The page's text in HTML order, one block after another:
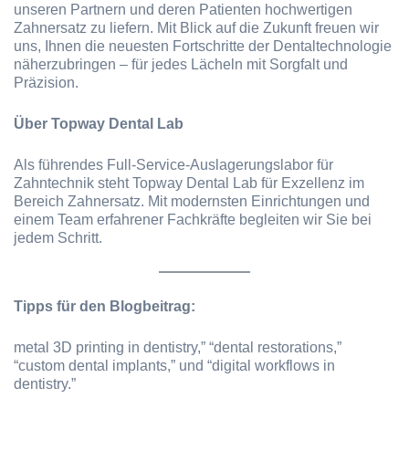
unseren Partnern und deren Patienten hochwertigen
Zahnersatz zu liefern. Mit Blick auf die Zukunft freuen wir
uns, Ihnen die neuesten Fortschritte der Dentaltechnologie
näherzubringen – für jedes Lächeln mit Sorgfalt und
Präzision.
Über Topway Dental Lab
Als führendes Full-Service-Auslagerungslabor für
Zahntechnik steht Topway Dental Lab für Exzellenz im
Bereich Zahnersatz. Mit modernsten Einrichtungen und
einem Team erfahrener Fachkräfte begleiten wir Sie bei
jedem Schritt.
Tipps für den Blogbeitrag:
metal 3D printing in dentistry,” “dental restorations,”
“custom dental implants,” und “digital workflows in
dentistry.”